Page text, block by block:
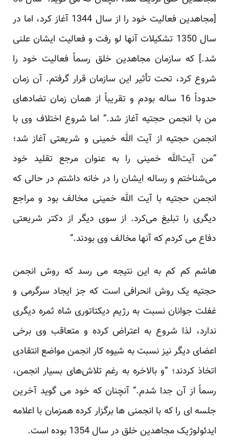
‏‏[مجاهدین فعالیت خود را از سال 1344 آغاز کرد، اما در
سال 1350 تشکیلات آنها لو رفت و فعالیت ایشان علنی
شد.] ‏که سازمان مجاهدین خلق رسماً فعالیت خود را
شروع کرد، تحت تأثیر این سازمان قرار گرفتم. آن زمان
حدوداً 16 ساله ‏بودم و تقریباً از همان زمان تضادهای
من با انجمن حجتیه آغاز شد‎.‎‏” اما شروع اختلاف وی با
انجمن حجتیه از آیت الله ‏خمینی و شریعتی آغاز شد؛
“من آیت‌الله خمینی را به عنوان مرجع تقلید خود
می‌شناختم و رساله‌ ایشان را در خانه داشتم ‏در حالی که
انجمن حجتیه با آیت ‌الله خمینی مخالف بود و مراجع
دیگری را تبلیغ می‌کرد. از سوی دیگر از دکتر ‏شریعتی
دفاع می ‌کردم که آنها مخالف وی بودند.” ‏
هاشم کم کم به این نتیجه می رسد که روش انجمن
حجتیه یک روش انحرافی است که جز ایجاد سرگرمی و
غفلت جوانان ‏نسبت به رژیم دیکتاتوری شاه ثمره دیگری
ندارد، لذا شروع به اعتراض کرده و متعاقب وی برخی
اعضای دیگر نیز ‏نسبت به شیوه کار انجمن مواضع انتقادی
اتخاذ کردند؛ “و بالاخره به رغم تلاش‌های بسیار انجمن،
رسماً از آن جدا ‏شدم.” آنچنان که خود می گوید آخرین
جلسه ای را که با انجمنی ها برگزار کرده همزمان با اعلامه
ایدئولوژیک ‏مجاهدین خلق در سال 1354 بوده است. ‏